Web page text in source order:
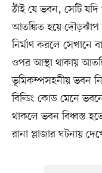
ঠাঁই যে ভবন, সেটি
আতঙ্কিত হয়ে
নির্মাণ করলে সেখানে
ওপর আস্থা থাকায়
ভূমিকম্পসহনীয় ভবন
বিল্ডিং কোড মেনে
থাকলে ভবন বিধ্বস্ত
রানা প্লাজার ঘটনায়